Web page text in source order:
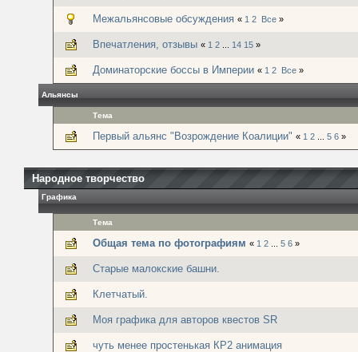
Межальянсовые обсуждения « 1 2 Все »
Впечатления, отзывы « 1 2 14 15 »
Доминаторские боссы в Империи « 1 2 Все »
Альянсы
Тема
Первый альянс "Возрождение Коалиции" « 1 2 5 6 »
Народное творчество
Графика
Тема
Общая тема по фотографиям « 1 2 5 6 »
Старые малокские башни.
Клетчатый.
Моя графика для авторов квестов SR
чуть менее простенькая КР2 анимация